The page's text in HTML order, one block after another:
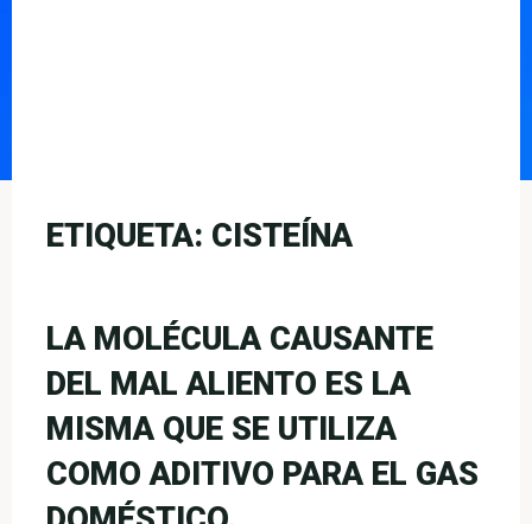
ETIQUETA: CISTEÍNA
LA MOLÉCULA CAUSANTE
DEL MAL ALIENTO ES LA
MISMA QUE SE UTILIZA
COMO ADITIVO PARA EL GAS